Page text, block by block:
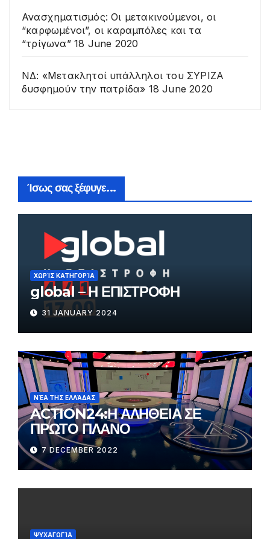
Ανασχηματισμός: Οι μετακινούμενοι, οι
“καρφωμένοι”, οι καραμπόλες και τα
“τρίγωνα” 18 June 2020
ΝΔ: «Μετακλητοί υπάλληλοι του ΣΥΡΙΖΑ
δυσφημούν την πατρίδα» 18 June 2020
Ίσως σας ξέφυγε...
ΧΩΡΊΣ ΚΑΤΗΓΟΡΊΑ
global – Η ΕΠΙΣΤΡΟΦΗ
31 JANUARY 2024
ΝΈΑ ΤΗΣ ΕΛΛΆΔΑΣ
ACTION24:Η ΑΛΗΘΕΙΑ ΣΕ
ΠΡΩΤΟ ΠΛΑΝΟ
7 DECEMBER 2022
ΨΥΧΑΓΩΓΊΑ